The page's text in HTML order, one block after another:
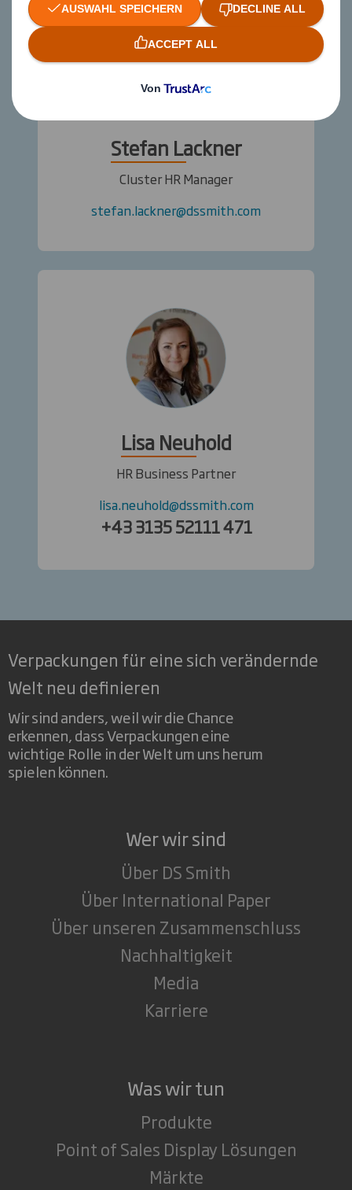
Stefan Lackner
Cluster HR Manager
stefan.lackner@dssmith.com
Lisa Neuhold
HR Business Partner
lisa.neuhold@dssmith.com
+43 3135 52111 471
Verpackungen für eine sich verändernde
Welt neu definieren
Wir sind anders, weil wir die Chance
erkennen, dass Verpackungen eine
wichtige Rolle in der Welt um uns herum
spielen können.
Wer wir sind
Über DS Smith
Über International Paper
Über unseren Zusammenschluss
Nachhaltigkeit
Media
Karriere
Was wir tun
Produkte
Point of Sales Display Lösungen
Märkte